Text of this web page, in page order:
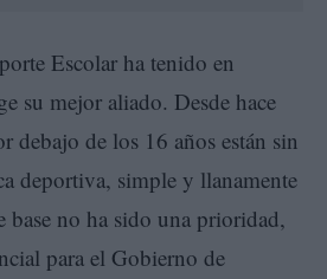
Escolar ha tenido en
su mejor aliado. Desde hace
debajo de los 16 años están sin
deportiva, simple y llanamente
base no ha sido una prioridad,
para el Gobierno de